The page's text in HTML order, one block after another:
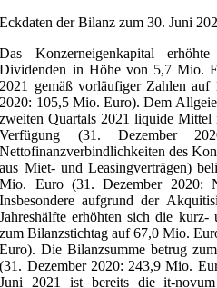
Eckdaten der Bilanz zum 30. Juni
Das Konzerneigenkapital
Dividenden in Höhe von 5,7 Mio.
2021 gemäß vorläufiger Zahlen
2020: 105,5 Mio. Euro). Dem
zweiten Quartals 2021 liquide
Verfügung (31. Dezember
Nettofinanzverbindlichkeiten des
aus Miet- und Leasingverträgen)
Mio. Euro (31. Dezember 2020:
Insbesondere aufgrund der
Jahreshälfte erhöhten sich die kurz-
zum Bilanzstichtag auf 67,0 Mio.
Euro). Die Bilanzsumme betrug
(31. Dezember 2020: 243,9 Mio.
Juni 2021 ist bereits die it-